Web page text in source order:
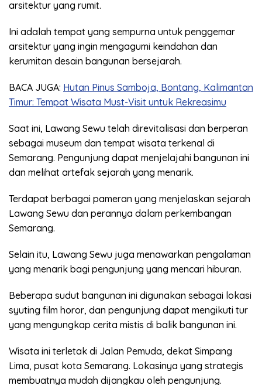
arsitektur yang rumit.
Ini adalah tempat yang sempurna untuk penggemar
arsitektur yang ingin mengagumi keindahan dan
kerumitan desain bangunan bersejarah.
BACA JUGA: Hutan Pinus Samboja, Bontang, Kalimantan
Timur: Tempat Wisata Must-Visit untuk Rekreasimu
Saat ini, Lawang Sewu telah direvitalisasi dan berperan
sebagai museum dan tempat wisata terkenal di
Semarang. Pengunjung dapat menjelajahi bangunan ini
dan melihat artefak sejarah yang menarik.
Terdapat berbagai pameran yang menjelaskan sejarah
Lawang Sewu dan perannya dalam perkembangan
Semarang.
Selain itu, Lawang Sewu juga menawarkan pengalaman
yang menarik bagi pengunjung yang mencari hiburan.
Beberapa sudut bangunan ini digunakan sebagai lokasi
syuting film horor, dan pengunjung dapat mengikuti tur
yang mengungkap cerita mistis di balik bangunan ini.
Wisata ini terletak di Jalan Pemuda, dekat Simpang
Lima, pusat kota Semarang. Lokasinya yang strategis
membuatnya mudah dijangkau oleh pengunjung.